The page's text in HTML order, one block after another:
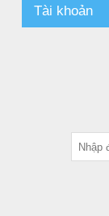
Tài khoản